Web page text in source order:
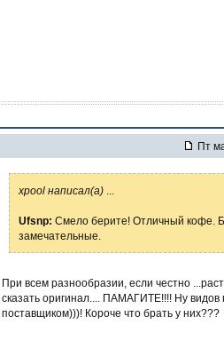
Пт
xpool написал(а)
Ufsnp: Смело берите! Отличный кофе.
замечательные.
При всем разнообразии, если честно
сказать оригинал.... ПАМАГИТЕ!!!! Ну видов
поставщиком)))! Короче что брать у них???